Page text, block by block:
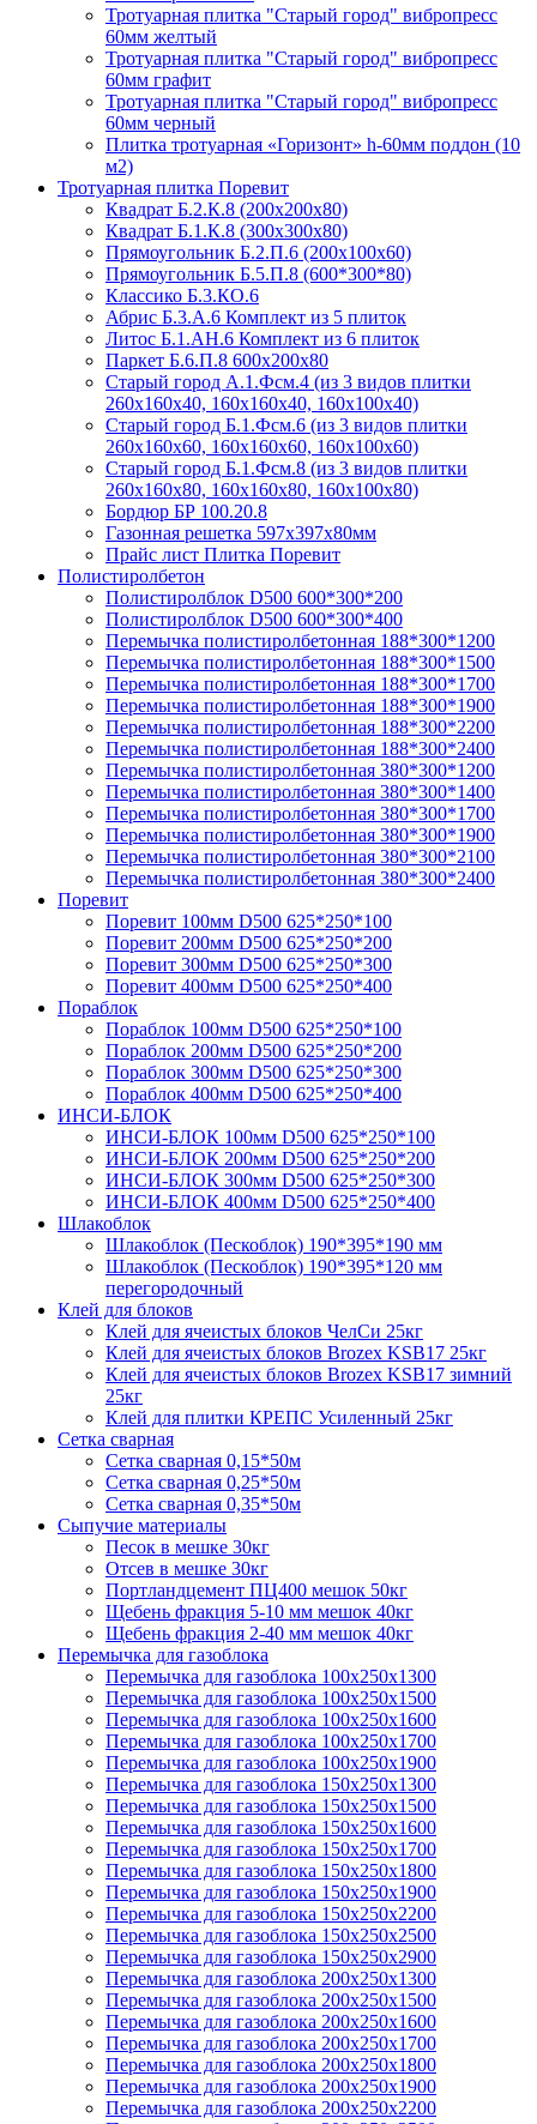
Тротуарная плитка "Старый город" вибропресс
60мм желтый
Тротуарная плитка "Старый город" вибропресс
60мм графит
Тротуарная плитка "Старый город" вибропресс
60мм черный
Плитка тротуарная «Горизонт» h-60мм поддон (10
м2)
Тротуарная плитка Поревит
Квадрат Б.2.К.8 (200х200х80)
Квадрат Б.1.К.8 (300х300х80)
Прямоугольник Б.2.П.6 (200х100х60)
Прямоугольник Б.5.П.8 (600*300*80)
Классико Б.3.КО.6
Абрис Б.3.А.6 Комплект из 5 плиток
Литос Б.1.АН.6 Комплект из 6 плиток
Паркет Б.6.П.8 600х200х80
Старый город А.1.Фсм.4 (из 3 видов плитки
260х160х40, 160х160х40, 160х100х40)
Старый город Б.1.Фсм.6 (из 3 видов плитки
260х160х60, 160х160х60, 160х100х60)
Старый город Б.1.Фсм.8 (из 3 видов плитки
260х160х80, 160х160х80, 160х100х80)
Бордюр БР 100.20.8
Газонная решетка 597х397х80мм
Прайс лист Плитка Поревит
Полистиролбетон
Полистиролблок D500 600*300*200
Полистиролблок D500 600*300*400
Перемычка полистирол­бетонная 188*300*1200
Перемычка полистирол­бетонная 188*300*1500
Перемычка полистирол­бетонная 188*300*1700
Перемычка полистирол­бетонная 188*300*1900
Перемычка полистирол­бетонная 188*300*2200
Перемычка полистирол­бетонная 188*300*2400
Перемычка полистирол­бетонная 380*300*1200
Перемычка полистирол­бетонная 380*300*1400
Перемычка полистирол­бетонная 380*300*1700
Перемычка полистирол­бетонная 380*300*1900
Перемычка полистирол­бетонная 380*300*2100
Перемычка полистирол­бетонная 380*300*2400
Поревит
Поревит 100мм D500 625*250*100
Поревит 200мм D500 625*250*200
Поревит 300мм D500 625*250*300
Поревит 400мм D500 625*250*400
Пораблок
Пораблок 100мм D500 625*250*100
Пораблок 200мм D500 625*250*200
Пораблок 300мм D500 625*250*300
Пораблок 400мм D500 625*250*400
ИНСИ-БЛОК
ИНСИ-БЛОК 100мм D500 625*250*100
ИНСИ-БЛОК 200мм D500 625*250*200
ИНСИ-БЛОК 300мм D500 625*250*300
ИНСИ-БЛОК 400мм D500 625*250*400
Шлакоблок
Шлакоблок (Пескоблок) 190*395*190 мм
Шлакоблок (Пескоблок) 190*395*120 мм
перегородочный
Клей для блоков
Клей для ячеистых блоков ЧелСи 25кг
Клей для ячеистых блоков Brozex KSB17 25кг
Клей для ячеистых блоков Brozex KSB17 зимний
25кг
Клей для плитки КРЕПС Усиленный 25кг
Сетка сварная
Сетка сварная 0,15*50м
Сетка сварная 0,25*50м
Сетка сварная 0,35*50м
Сыпучие материалы
Песок в мешке 30кг
Отсев в мешке 30кг
Портландцемент ПЦ400 мешок 50кг
Щебень фракция 5-10 мм мешок 40кг
Щебень фракция 2-40 мм мешок 40кг
Перемычка для газоблока
Перемычка для газоблока 100х250х1300
Перемычка для газоблока 100х250х1500
Перемычка для газоблока 100х250х1600
Перемычка для газоблока 100х250х1700
Перемычка для газоблока 100х250х1900
Перемычка для газоблока 150х250х1300
Перемычка для газоблока 150х250х1500
Перемычка для газоблока 150х250х1600
Перемычка для газоблока 150х250х1700
Перемычка для газоблока 150х250х1800
Перемычка для газоблока 150х250х1900
Перемычка для газоблока 150х250х2200
Перемычка для газоблока 150х250х2500
Перемычка для газоблока 150х250х2900
Перемычка для газоблока 200х250х1300
Перемычка для газоблока 200х250х1500
Перемычка для газоблока 200х250х1600
Перемычка для газоблока 200х250х1700
Перемычка для газоблока 200х250х1800
Перемычка для газоблока 200х250х1900
Перемычка для газоблока 200х250х2200